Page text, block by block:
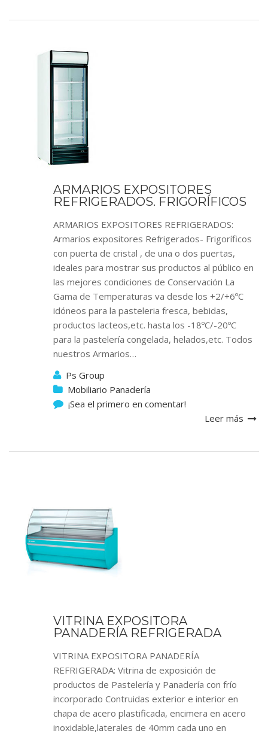
ARMARIOS EXPOSITORES
REFRIGERADOS. FRIGORÍFICOS
ARMARIOS EXPOSITORES REFRIGERADOS:
Armarios expositores Refrigerados- Frigoríficos
con puerta de cristal , de una o dos puertas,
ideales para mostrar sus productos al público en
las mejores condiciones de Conservación La
Gama de Temperaturas va desde los +2/+6ºC
idóneos para la pasteleria fresca, bebidas,
productos lacteos,etc. hasta los -18ºC/-20ºC
para la pastelería congelada, helados,etc. Todos
nuestros Armarios…
Ps Group
Mobiliario Panadería
¡Sea el primero en comentar!
Leer más
VITRINA EXPOSITORA
PANADERÍA REFRIGERADA
VITRINA EXPOSITORA PANADERÍA
REFRIGERADA: Vitrina de exposición de
productos de Pastelería y Panadería con frío
incorporado Contruidas exterior e interior en
chapa de acero plastificada, encimera en acero
inoxidable,laterales de 40mm cada uno en